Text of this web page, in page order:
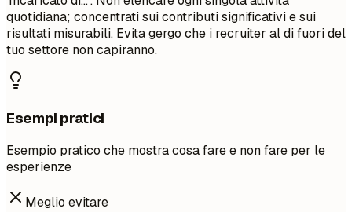
quotidiana; concentrati sui contributi significativi e sui
risultati misurabili. Evita gergo che i recruiter al di fuori del
tuo settore non capiranno.
Esempi pratici
Esempio pratico che mostra cosa fare e non fare per le
esperienze
Meglio evitare